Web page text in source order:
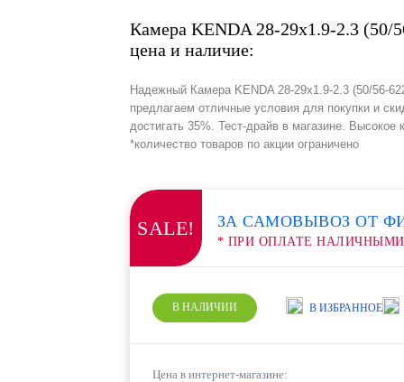
Камера KENDA 28-29x1.9-2.3 (50/
цена и наличие:
Надежный Камера KENDA 28-29x1.9-2.3 (50/56-
предлагаем отличные условия для покупки и
достигать 35%. Тест-драйв в магазине. Высокое
*количество товаров по акции ограничено
SALE! ЗА САМОВЫВОЗ ОТ
* ПРИ ОПЛАТЕ НАЛИЧНЫМИ
В НАЛИЧИИ В ИЗБРАННОЕ
Цена в интернет-магазине: